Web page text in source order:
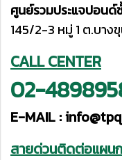
ศูนย์รวมประแจปอน
145/2-3 หมู่ 1 ต.บาง
CALL CENTER
02-
E-MAIL :
สายด่วนติดต่อแผน